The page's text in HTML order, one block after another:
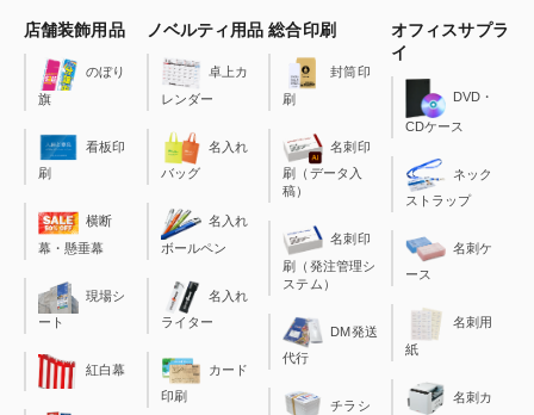
店舗装飾用品
のぼり
旗
看板印
刷
横断
幕・懸垂幕
現場シ
ート
紅白幕
ノベルティ用品
卓上カ
レンダー
名入れ
バッグ
名入れ
ボールペン
名入れ
ライター
カード
印刷
総合印刷
封筒印
刷
名刺印
刷（データ入
稿）
名刺印
刷（発注管理シ
ステム）
DM発送
代行
チラシ
オフィスサプラ
イ
DVD・
CDケース
ネック
ストラップ
名刺ケ
ース
名刺用
紙
名刺カ